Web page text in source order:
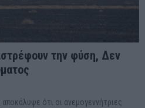
την φύση, Δεν
ότι οι ανεμογεννήτριες